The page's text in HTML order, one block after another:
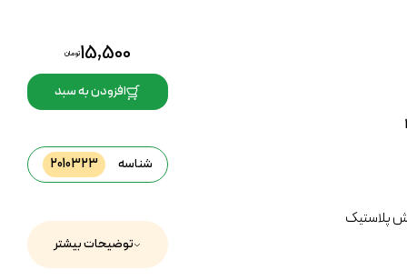
پلاستیک
15,500تومان
افزودن به سبد
شناسه 2010323
توضیحات بیشتر